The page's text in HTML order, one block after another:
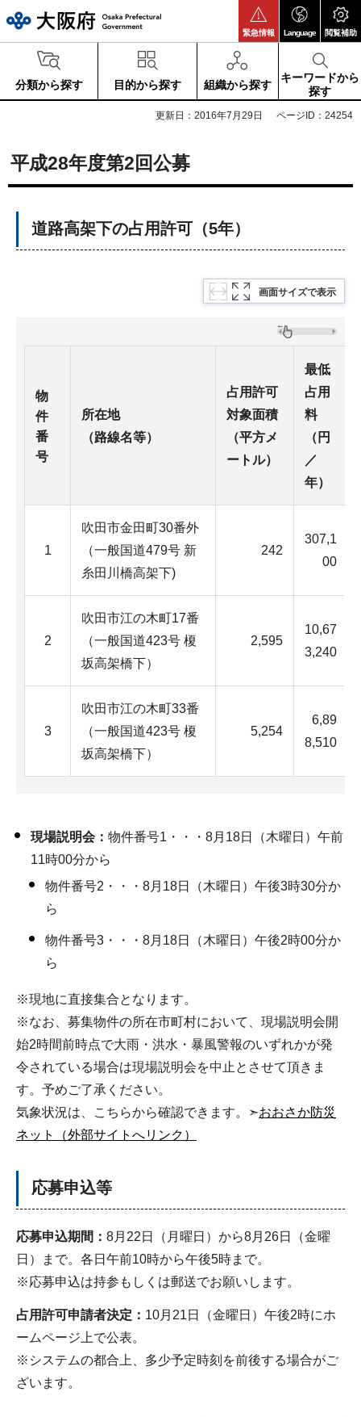
緊急情報 Language 閲覧補助
分類から探す 目的から探す 組織から探す
キーワードから
探す
更新日：2016年7月29日 ページID：24254
平成28年度第2回公募
道路高架下の占用許可（5年）
画面サイズで表示
物
件
番
号
所在地
（路線名等）
占用許可
対象面積
（平方メ
ートル）
最低
占用
料
（円
／
年）
1
吹田市金田町30番外
（一般国道479号 新
糸田川橋高架下)
242
307,1
00
2
吹田市江の木町17番
（一般国道423号 榎
坂高架橋下）
2,595
10,67
3,240
3
吹田市江の木町33番
（一般国道423号 榎
坂高架橋下）
5,254
6,89
8,510
現場説明会： 物件番号1・・・8月18日（木曜日）午前
11時00分から
物件番号2・・・8月18日（木曜日）午後3時30分か
ら
物件番号3・・・8月18日（木曜日）午後2時00分か
ら
※現地に直接集合となります。
※なお、募集物件の所在市町村において、現場説明会開
始2時間前時点で大雨・洪水・暴風警報のいずれかが発
令されている場合は現場説明会を中止とさせて頂きま
す。予めご了承ください。
気象状況は、こちらから確認できます。➣おおさか防災
ネット（外部サイトへリンク）
応募申込等
応募申込期間： 8月22日（月曜日）から8月26日（金曜
日）まで。各日午前10時から午後5時まで。
※応募申込は持参もしくは郵送でお願いします。
占用許可申請者決定： 10月21日（金曜日）午後2時にホ
ームページ上で公表。
※システムの都合上、多少予定時刻を前後する場合がご
ざいます。